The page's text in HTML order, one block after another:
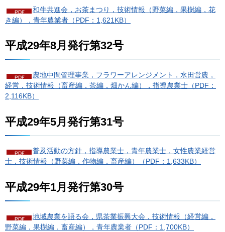
和牛共進会，お茶まつり，技術情報（野菜編，果樹編，花
き編），青年農業者（PDF：1,621KB）
平成29年8月発行第32号
農地中間管理事業，フラワーアレンジメント，水田営農，
経営，技術情報（畜産編，茶編，畑かん編），指導農業士（PDF：
2,116KB）
平成29年5月発行第31号
普及活動の方針，指導農業士，青年農業士，女性農業経営
士，技術情報（野菜編，作物編，畜産編）（PDF：1,633KB）
平成29年1月発行第30号
地域農業を語る会，県茶業振興大会，技術情報（経営編，
野菜編，果樹編，畜産編），青年農業者（PDF：1,700KB）